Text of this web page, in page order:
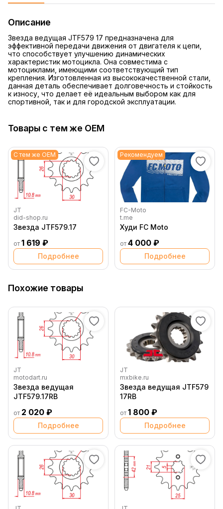
Описание
Звезда ведущая JTF579 17 предназначена для
эффективной передачи движения от двигателя к цепи,
что способствует улучшению динамических
характеристик мотоцикла. Она совместима с
мотоциклами, имеющими соответствующий тип
крепления. Изготовленная из высококачественной стали,
данная деталь обеспечивает долговечность и стойкость
к износу, что делает её идеальным выбором как для
спортивной, так и для городской эксплуатации.
Товары с тем же OEM
С тем же OEM
JT
did-shop.ru
Звезда JTF579.17
от 1 619 ₽
Подробнее
Рекомендуем
FC-Moto
t.me
Худи FC Moto
от 4 000 ₽
Подробнее
Похожие товары
JT
motodart.ru
Звезда ведущая
JTF579.17RB
от 2 020 ₽
Подробнее
JT
mxbike.ru
Звезда ведущая JTF579
17RB
от 1 800 ₽
Подробнее